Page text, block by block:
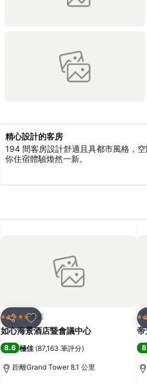
精心設計的客房
194 間客房設計舒適且具都市風格，
你住宿體驗煥然一新。
分享
放到收藏夾
5 星級 酒店
如心海景酒店暨會議中心
8.6 極佳 (87,163 筆評分)
距離Grand Tower 8.1 公里
4
帝